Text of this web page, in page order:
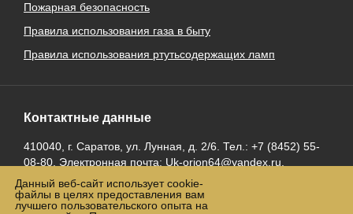
Пожарная безопасность
Правила использования газа в быту
Правила использования ртутьсодержащих ламп
Контактные данные
410040, г. Саратов, ул. Лунная, д. 2/6. Тел.: +7 (8452) 55-
08-80. Электронная почта: Uk-orion64@yandex.ru
Данный веб-сайт использует cookie-
файлы в целях предоставления вам
лучшего пользовательского опыта на